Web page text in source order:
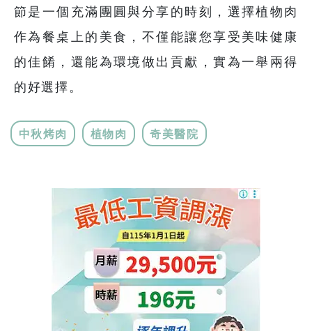
節是一個充滿團圓與分享的時刻，選擇植物肉
作為餐桌上的美食，不僅能讓您享受美味健康
的佳餚，還能為環境做出貢獻，實為一舉兩得
的好選擇。
中秋烤肉 植物肉 奇美醫院